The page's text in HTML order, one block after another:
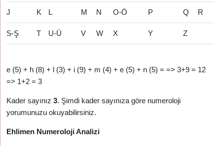
J K L M N O-Ö P Q R
S-Ş T U-Ü V W X Y Z
e (5) + h (8) + l (3) + i (9) + m (4) + e (5) + n (5) = => 3+9 = 12
=> 1+2 = 3
Kader sayınız3. Şimdi kader sayınıza göre numeroloji
yorumunuzu okuyabilirsiniz.
Ehlimen Numeroloji Analizi